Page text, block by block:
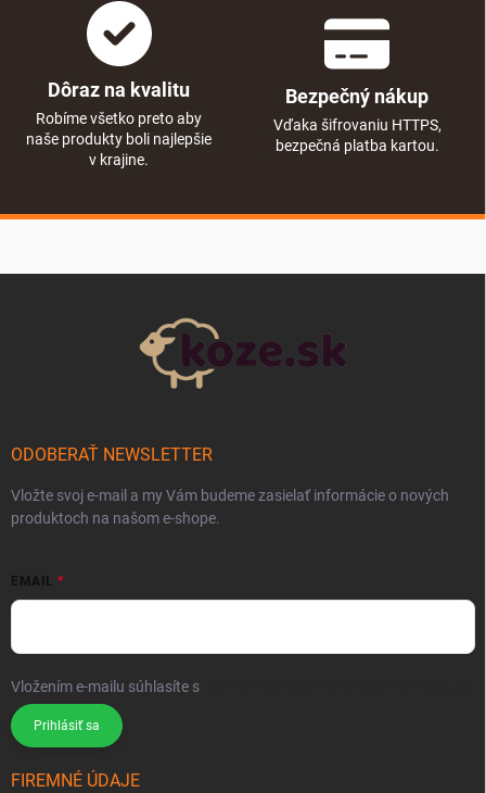
Dôraz na kvalitu
Robíme všetko preto aby
naše produkty boli najlepšie
v krajine.
Bezpečný nákup
Vďaka šifrovaniu HTTPS,
bezpečná platba kartou.
ODOBERAŤ NEWSLETTER
Vložte svoj e-mail a my Vám budeme zasielať informácie o nových
produktoch na našom e-shope.
EMAIL
Vložením e-mailu súhlasíte s
Prihlásiť sa
FIREMNÉ ÚDAJE